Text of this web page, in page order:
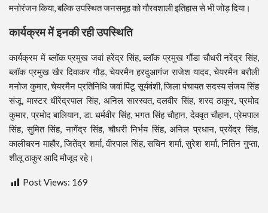
मनोरंजन किया, बल्कि उपस्थित जनसमूह को गौरवशाली इतिहास से भी जोड़ दिया।
कार्यक्रम में इनकी रही उपस्थिति
कार्यक्रम में ब्लॉक प्रमुख जवां हरेंद्र सिंह, ब्लॉक प्रमुख गौंडा चौधरी नरेंद्र सिंह,
ब्लॉक प्रमुख खैर दिवाकर गौड़, चेयरमैन हरदुआगंज राजेश यादव, चेयरमैन बरौली
मनोज कुमार, चेयरमैन प्रतिनिधि जवां पिंटू सूर्यवंशी, जिला पंचायत सदस्य संजय सिंह
संजू, मास्टर धीरेंद्रपाल सिंह, अनिल सारस्वत, दलवीर सिंह, शरद ठाकुर, प्रमोद
कुमार, प्रमोद बालियान, डा. धर्मवीर सिंह, भगत सिंह चौहान, देववृत चौहान, प्रेमपाल
सिंह, सुमित सिंह, नागेंद्र सिंह, चौधरी निर्भय सिंह, अनिल प्रधान, प्रवेंद्र सिंह,
कालीचरन माहौर, जितेंद्र शर्मा, वीरपाल सिंह, सचिन शर्मा, सुरेश शर्मा, नितिन गुप्ता,
शीलू ठाकुर आदि मौजूद रहे।
Post Views: 169